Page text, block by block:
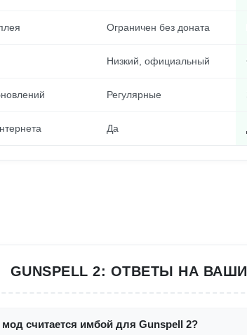
Ограничен без доната
Низкий, официальный
Регулярные
Да
GUNSPELL 2: ОТВЕТЫ НА
мод считается имбой для Gunspell 2?